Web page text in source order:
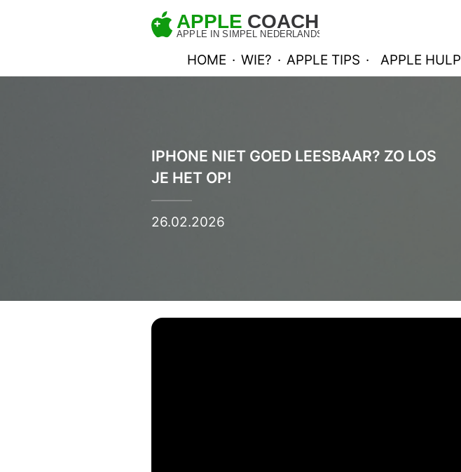
HOME · WIE? · APPLE TIPS · APPLE HULP
IPHONE NIET GOED LEESBAAR? ZO LOS
JE HET OP!
26.02.2026